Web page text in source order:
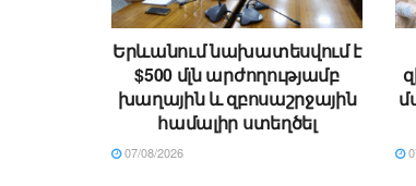
Երևանում նախատեսվում է
$500 մլն արժողությամբ
խաղային և զբոսաշրջային
համալիր ստեղծել
07/08/2026